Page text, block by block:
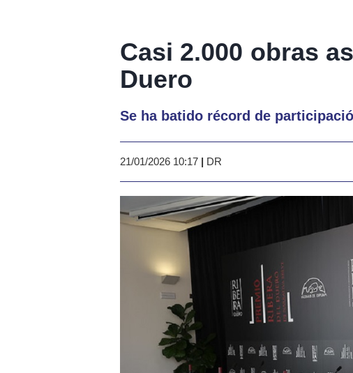
Casi 2.000 obras
Duero
Se ha batido récord de
21/01/2026 10:17 | DR